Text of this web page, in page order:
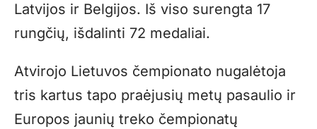
Latvijos ir Belgijos. Iš viso surengta 17
rungčių, išdalinti 72 medaliai.
Atvirojo Lietuvos čempionato nugalėtoja
tris kartus tapo praėjusių metų pasaulio ir
Europos jaunių treko čempionatų